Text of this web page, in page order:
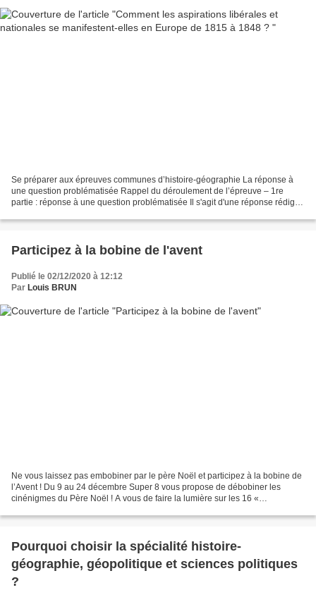
Se préparer aux épreuves communes d’histoire-géographie La réponse à
une question problématisée Rappel du déroulement de l’épreuve – 1re
partie : réponse à une question problématisée Il s'agit d'une réponse rédigée
Participez à la bobine de l'avent
Publié le 02/12/2020 à 12:12
Par Louis BRUN
Ne vous laissez pas embobiner par le père Noël et participez à la bobine de
l’Avent ! Du 9 au 24 décembre Super 8 vous propose de débobiner les
cinénigmes du Père Noël ! A vous de faire la lumière sur les 16 «
Pourquoi choisir la spécialité histoire-
géographie, géopolitique et sciences politiques
?